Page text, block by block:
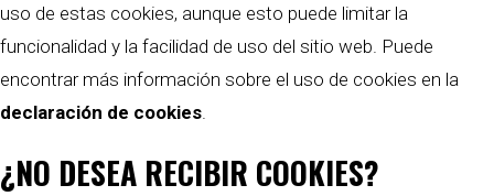
uso de estas cookies, aunque esto puede limitar la
funcionalidad y la facilidad de uso del sitio web. Puede
encontrar más información sobre el uso de cookies en la
declaración de cookies
¿NO DESEA RECIBIR COOKIES?